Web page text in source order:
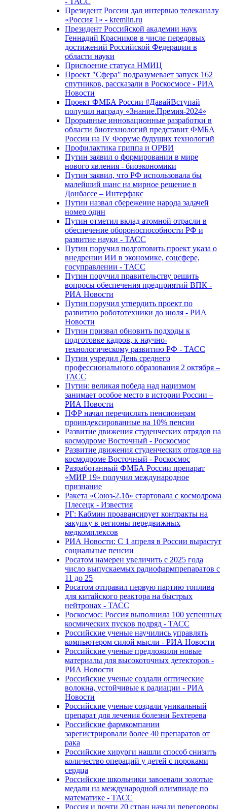
Президент России дал интервью телеканалу
«Россия 1» - kremlin.ru
Президент Российской академии наук
Геннадий Красников в числе передовых
достижений Российской Федерации в
области науки
Присвоение статуса НМИЦ
Проект "Сфера" подразумевает запуск 162
спутников, рассказали в Роскосмосе - РИА
Новости
Проект ФМБА России #ДавайВступай
получил награду «Знание.Премия-2024»
Прорывные инновационные разработки в
области биотехнологий представит ФМБА
России на IV Форуме будущих технологий
Профилактика гриппа и ОРВИ
Путин заявил о формировании в мире
нового явления - биоэкономики
Путин заявил, что РФ использовала бы
малейший шанс на мирное решение в
Донбассе – Интерфакс
Путин назвал сбережение народа задачей
номер один
Путин отметил вклад атомной отрасли в
обеспечение обороноспособности РФ и
развитие науки - ТАСС
Путин поручил подготовить проект указа о
внедрении ИИ в экономике, соцсфере,
госуправлении - ТАСС
Путин поручил правительству решить
вопросы обеспечения предприятий ВПК -
РИА Новости
Путин поручил утвердить проект по
развитию робототехники до июля - РИА
Новости
Путин призвал обновить подходы к
подготовке кадров, к научно-
технологическому развитию РФ - ТАСС
Путин учредил День среднего
профессионального образования 2 октября –
ТАСС
Путин: великая победа над нацизмом
занимает особое место в истории России –
РИА Новости
ПФР начал перечислять пенсионерам
проиндексированные на 10% пенсии
Развитие движения студенческих отрядов на
космодроме Восточный - Роскосмос
Развитие движения студенческих отрядов на
космодроме Восточный - Роскосмос
Разработанный ФМБА России препарат
«МИР 19» получил международное
признание
Ракета «Союз-2.1б» стартовала с космодрома
Плесецк - Известия
РГ: Кабмин проавансирует контракты на
закупку в регионы передвижных
медкомплексов
РИА Новости: С 1 апреля в России вырастут
социальные пенсии
Росатом намерен увеличить с 2025 года
число выпускаемых радиофармпрепаратов с
11 до 25
Росатом отправил первую партию топлива
для китайского реактора на быстрых
нейтронах - ТАСС
Роскосмос: Россия выполнила 100 успешных
космических пусков подряд - ТАСС
Российские ученые научились управлять
компьютером силой мысли - РИА Новости
Российские ученые предложили новые
материалы для высокоточных детекторов -
РИА Новости
Российские ученые создали оптические
волокна, устойчивые к радиации - РИА
Новости
Российские ученые создали уникальный
препарат для лечения болезни Бехтерева
Российские фармкомпании
зарегистрировали более 40 препаратов от
рака
Российские хирурги нашли способ снизить
количество операций у детей с пороками
сердца
Российские школьники завоевали золотые
медали на международной олимпиаде по
математике - ТАСС
Россия и почти 20 стран начали переговоры